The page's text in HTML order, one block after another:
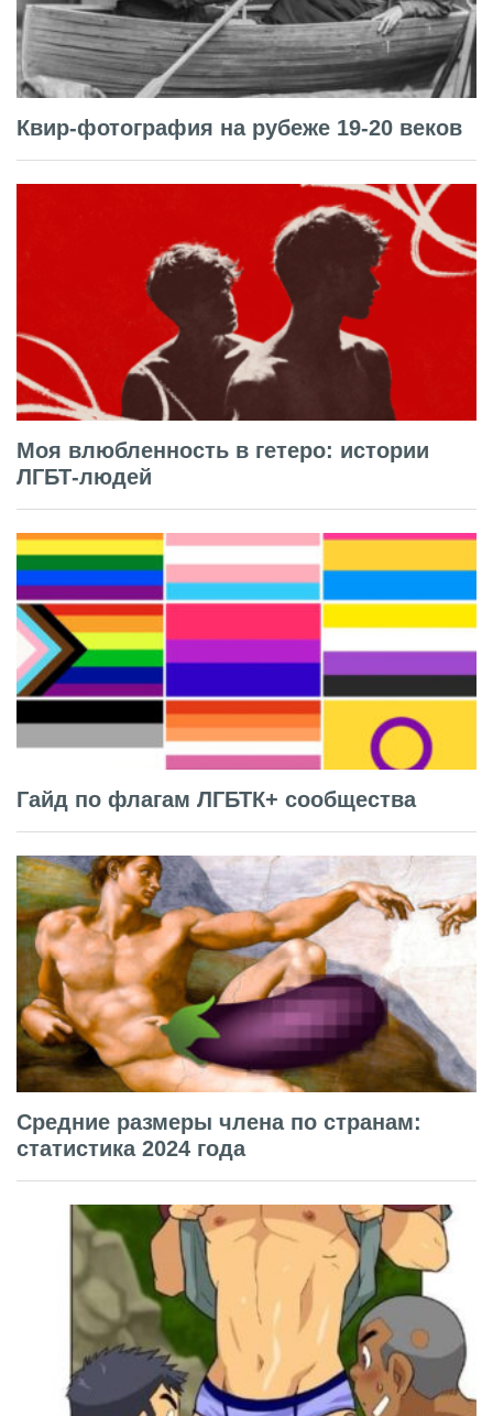
Квир-фотография на рубеже 19-20 веков
Моя влюбленность в гетеро: истории
ЛГБТ-людей
Гайд по флагам ЛГБТК+ сообщества
Средние размеры члена по странам:
статистика 2024 года